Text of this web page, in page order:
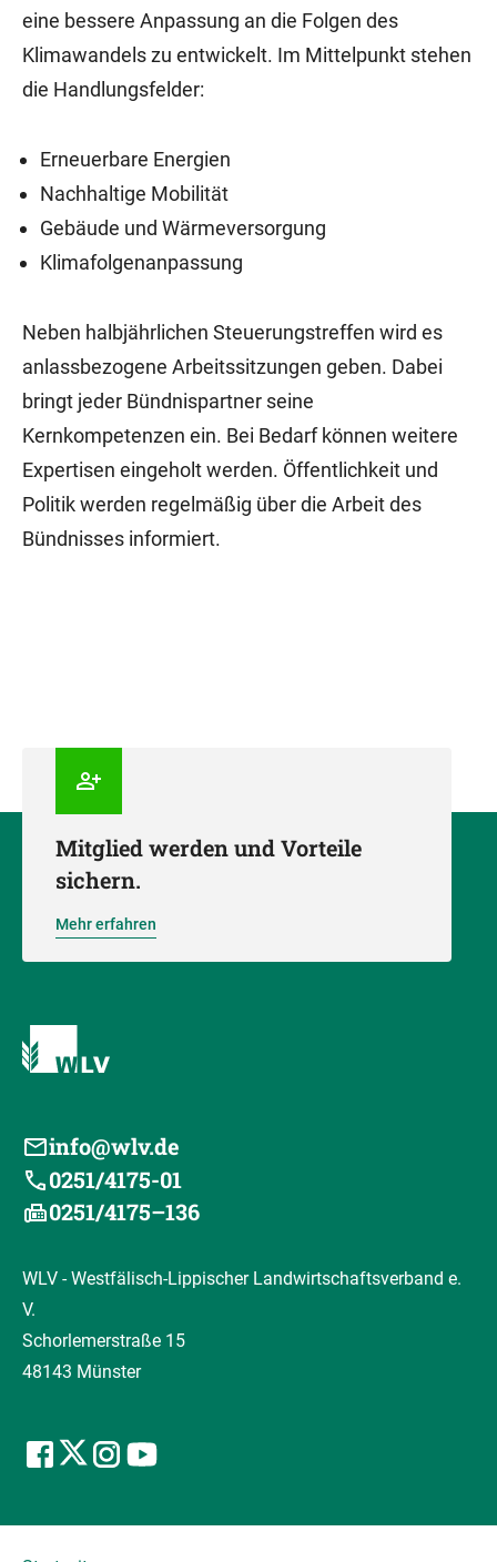
eine bessere Anpassung an die Folgen des
Klimawandels zu entwickelt. Im Mittelpunkt stehen
die Handlungsfelder:
Erneuerbare Energien
Nachhaltige Mobilität
Gebäude und Wärmeversorgung
Klimafolgenanpassung
Neben halbjährlichen Steuerungstreffen wird es
anlassbezogene Arbeitssitzungen geben. Dabei
bringt jeder Bündnispartner seine
Kernkompetenzen ein. Bei Bedarf können weitere
Expertisen eingeholt werden. Öffentlichkeit und
Politik werden regelmäßig über die Arbeit des
Bündnisses informiert.
Mitglied werden und Vorteile
sichern.
Mehr erfahren
info@wlv.de
0251/4175-01
0251/4175–136
WLV - Westfälisch-Lippischer Landwirtschaftsverband e.
V.
Schorlemerstraße 15
48143 Münster